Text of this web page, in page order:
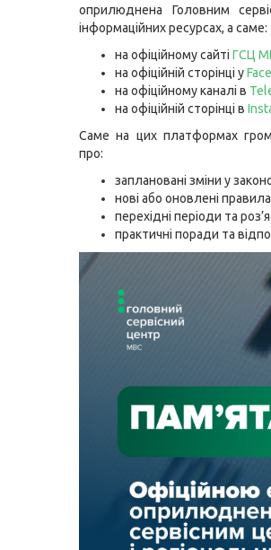
оприлюднена Головним
інформаційних ресурсах, а саме:
на офіційному сайті ГСЦ
на офіційній сторінці у
на офіційному каналі в
на офіційній сторінці в
Саме на цих платформах
про:
заплановані зміни у
нові або оновлені
перехідні періоди та
практичні поради та